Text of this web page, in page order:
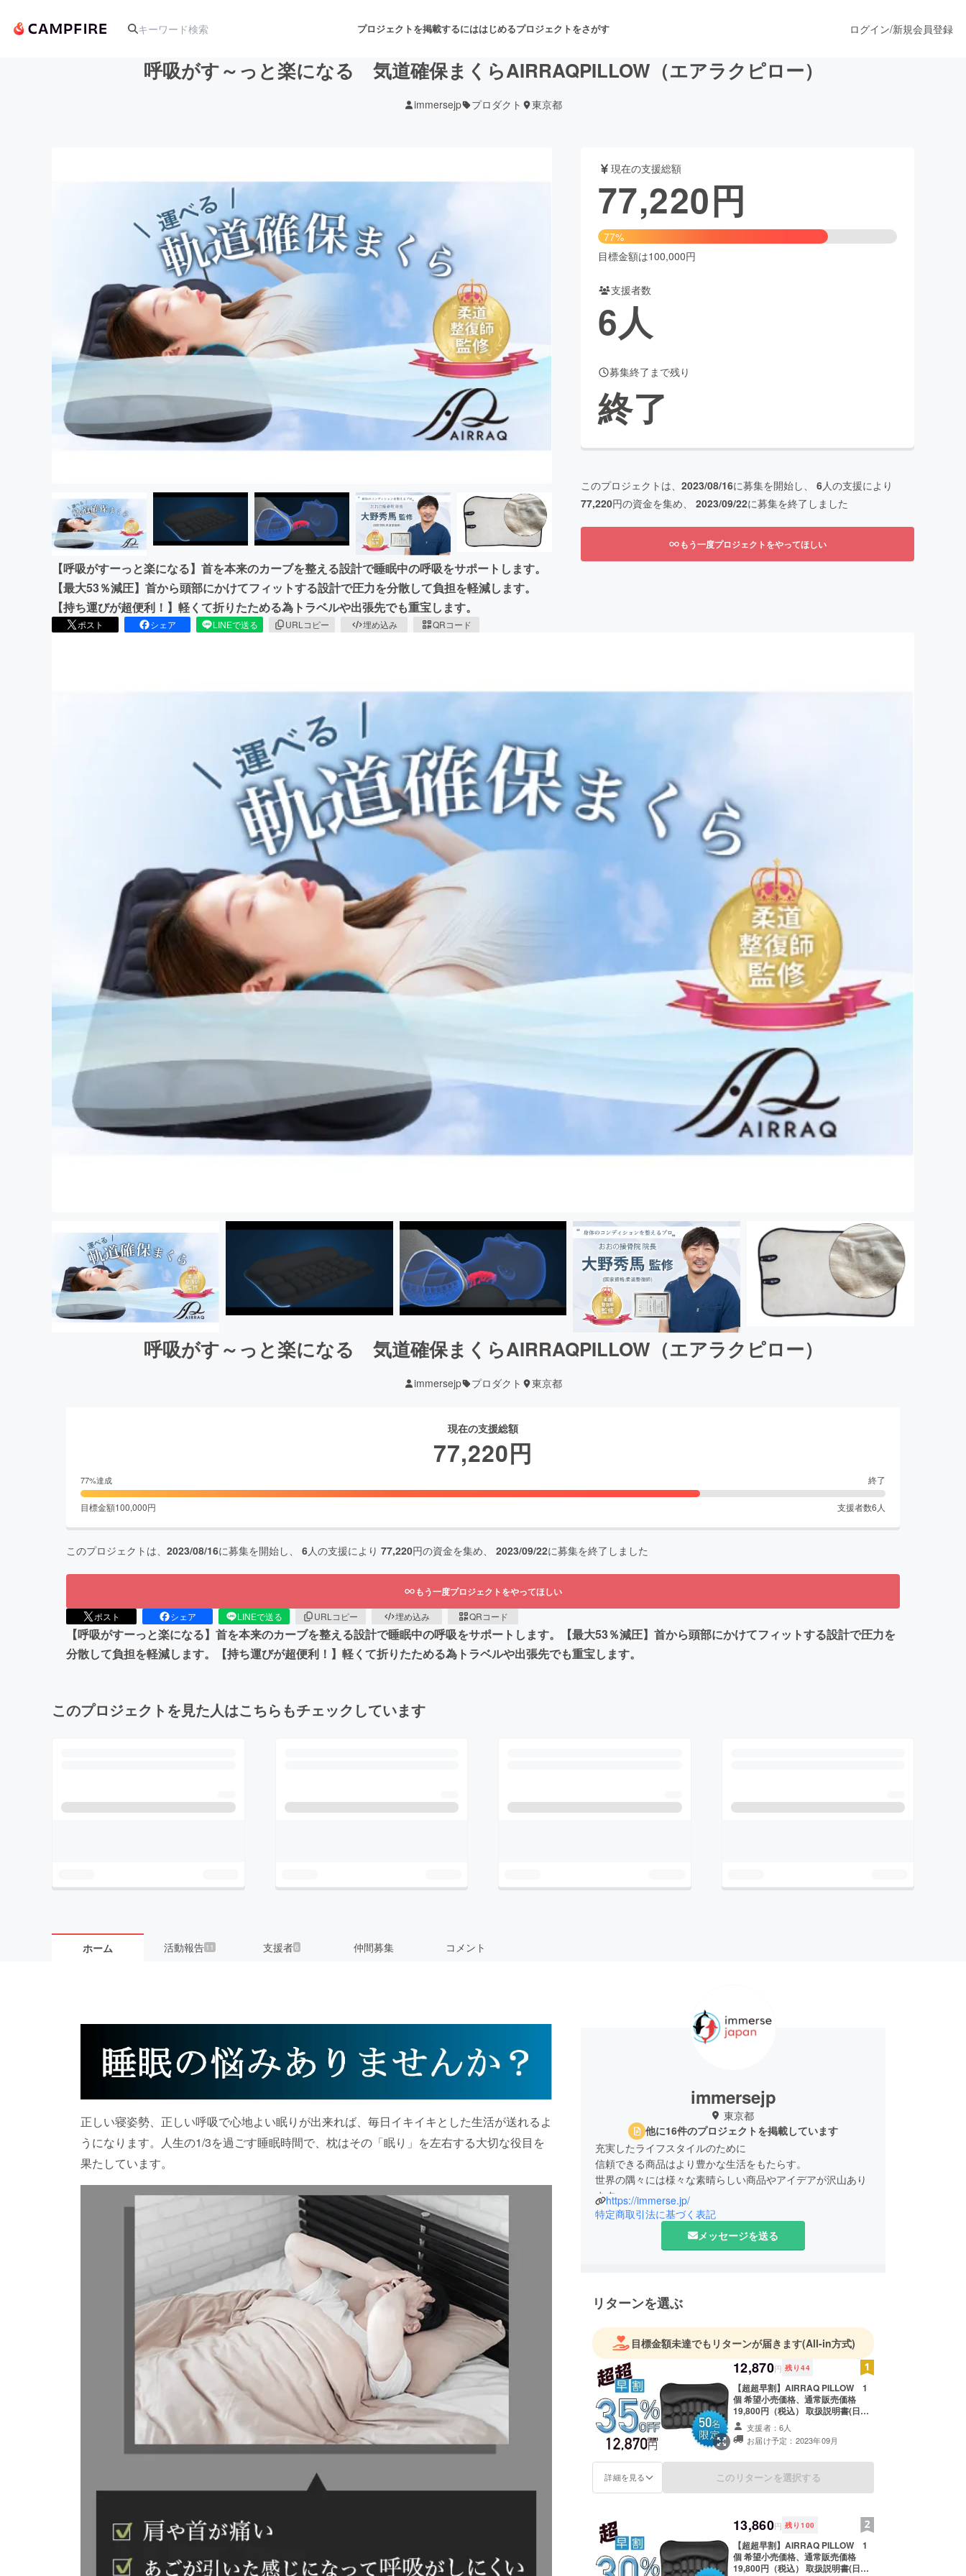
プロジェクトを掲載するにははじめるプロジェクトをさがす
舞台・パフォーマンス
テクノロジー・ガジェット ゲーム・サービス開発 ファッション
映像・映画 書籍・雑誌出版
ビジネス・起業 チャレンジ ビューティー・ヘルスケア
まちづくり・地域活性化
CAMPFIRE for Social GoodCAMPFIRE Creation
CAMPFIREふるさと納税
machi-ya
ログイン/新規会員登録
呼吸がす～っと楽になる 気道確保まくらAIRRAQPILLOW（エアラクピロー）
immersejp プロダクト 東京都
【呼吸がすーっと楽になる】首を本来のカーブを整える設計で睡眠中の呼吸をサポートします。
【最大53％減圧】首から頭部にかけてフィットする設計で圧力を分散して負担を軽減します。
【持ち運びが超便利！】軽くて折りたためる為トラベルや出張先でも重宝します。
ポスト シェア LINEで送る URLコピー 埋め込み QRコード
現在の支援総額
77,220円
77%
目標金額は100,000円
支援者数
6人
募集終了まで残り
終了
このプロジェクトは、 2023/08/16に募集を開始し、 6人の支援により
77,220円の資金を集め、 2023/09/22に募集を終了しました
もう一度プロジェクトをやってほしい
呼吸がす～っと楽になる 気道確保まくらAIRRAQPILLOW（エアラクピロー）
immersejp プロダクト 東京都
現在の支援総額
77,220円
77%達成 終了
目標金額100,000円 支援者数6 人
このプロジェクトは、 2023/08/16に募集を開始し、 6人の支援により 77,220円の資金を集め、 2023/09/22に募集を終了しました
もう一度プロジェクトをやってほしい
ポスト シェア LINEで送る URLコピー 埋め込み QRコード
【呼吸がすーっと楽になる】首を本来のカーブを整える設計で睡眠中の呼吸をサポートします。【最大53％減圧】首から頭部にかけてフィットする設計で圧力を
分散して負担を軽減します。【持ち運びが超便利！】軽くて折りたためる為トラベルや出張先でも重宝します。
このプロジェクトを見た人はこちらもチェックしています
ホーム 活動報告 11 支援者6 仲間募集 コメント
正しい寝姿勢、正しい呼吸で心地よい眠りが出来れば、毎日イキイキとした生活が送れるよ
うになります。人生の1/3を過ごす睡眠時間で、枕はその「眠り」を左右する大切な役目を
果たしています。
immersejp
東京都
他に16件のプロジェクトを掲載しています
充実したライフスタイルのために
信頼できる商品はより豊かな生活をもたらす。
世界の隅々には様々な素晴らしい商品やアイデアが沢山あり
ます。
素晴らしい商品は創業者の努力とコンセプトが確かです。
そんな日本にはない商品を世界で輸入、また企画製造してお
https://immerse.jp/
特定商取引法に基づく表記
メッセージを送る
リターンを選ぶ
目標金額未達でもリターンが届きます(All-in方式)
12,870円 残り 44
【超超早割】AIRRAQ PILLOW 1
個 希望小売価格、通常販売価格
19,800円（税込） 取扱説明書(日本
語表記）同梱しています。
支援者：6人
お届け予定：2023年09月
詳細を見る このリターンを選択する
13,860円 残り 100
【超超早割】AIRRAQ PILLOW 1
個 希望小売価格、通常販売価格
19,800円（税込） 取扱説明書(日本